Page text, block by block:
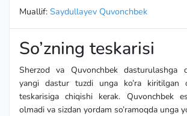
Muallif: Saydullayev Quvonchbek
So’zning teskarisi
Sherzod va Quvonchbek dasturulashga
yangi dastur tuzdi unga ko’ra kiritilgan
teskarisiga chiqishi kerak. Quvonchbek
olmadi va sizdan yordam so’ramoqda unga